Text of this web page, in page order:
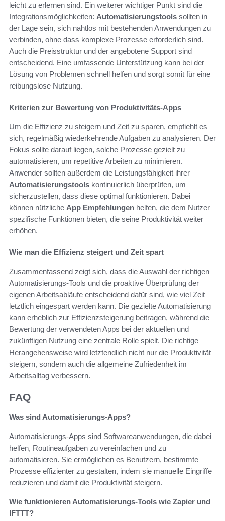
leicht zu erlernen sind. Ein weiterer wichtiger Punkt sind die
Integrationsmöglichkeiten: Automatisierungstools sollten in
der Lage sein, sich nahtlos mit bestehenden Anwendungen zu
verbinden, ohne dass komplexe Prozesse erforderlich sind.
Auch die Preisstruktur und der angebotene Support sind
entscheidend. Eine umfassende Unterstützung kann bei der
Lösung von Problemen schnell helfen und sorgt somit für eine
reibungslose Nutzung.
Kriterien zur Bewertung von Produktivitäts-Apps
Um die Effizienz zu steigern und Zeit zu sparen, empfiehlt es
sich, regelmäßig wiederkehrende Aufgaben zu analysieren. Der
Fokus sollte darauf liegen, solche Prozesse gezielt zu
automatisieren, um repetitive Arbeiten zu minimieren.
Anwender sollten außerdem die Leistungsfähigkeit ihrer
Automatisierungstools kontinuierlich überprüfen, um
sicherzustellen, dass diese optimal funktionieren. Dabei
können nützliche App Empfehlungen helfen, die dem Nutzer
spezifische Funktionen bieten, die seine Produktivität weiter
erhöhen.
Wie man die Effizienz steigert und Zeit spart
Zusammenfassend zeigt sich, dass die Auswahl der richtigen
Automatisierungs-Tools und die proaktive Überprüfung der
eigenen Arbeitsabläufe entscheidend dafür sind, wie viel Zeit
letztlich eingespart werden kann. Die gezielte Automatisierung
kann erheblich zur Effizienzsteigerung beitragen, während die
Bewertung der verwendeten Apps bei der aktuellen und
zukünftigen Nutzung eine zentrale Rolle spielt. Die richtige
Herangehensweise wird letztendlich nicht nur die Produktivität
steigern, sondern auch die allgemeine Zufriedenheit im
Arbeitsalltag verbessern.
FAQ
Was sind Automatisierungs-Apps?
Automatisierungs-Apps sind Softwareanwendungen, die dabei
helfen, Routineaufgaben zu vereinfachen und zu
automatisieren. Sie ermöglichen es Benutzern, bestimmte
Prozesse effizienter zu gestalten, indem sie manuelle Eingriffe
reduzieren und damit die Produktivität steigern.
Wie funktionieren Automatisierungs-Tools wie Zapier und
IFTTT?